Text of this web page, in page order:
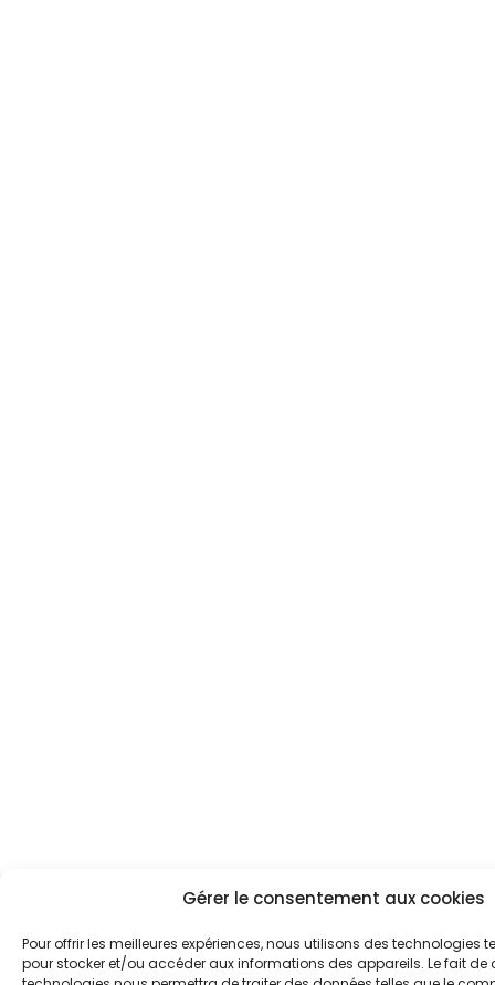
Gérer le consentement aux cookies
Pour offrir les meilleures expériences, nous utilisons des technologies
pour stocker et/ou accéder aux informations des appareils. Le fait de